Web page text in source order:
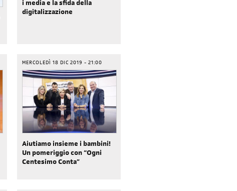
i media e la sfida della
digitalizzazione
MERCOLEDÌ 18 DIC 2019 - 21:00
Aiutiamo insieme i bambini!
Un pomeriggio con “Ogni
Centesimo Conta”